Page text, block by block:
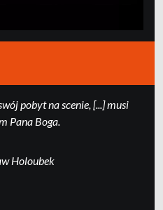
po­byt na sce­nie, [...] mu­si
Pa­na Boga.
Holoubek